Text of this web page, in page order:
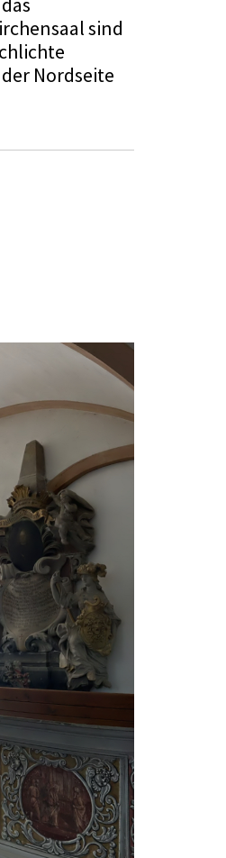
sind
Nordseite